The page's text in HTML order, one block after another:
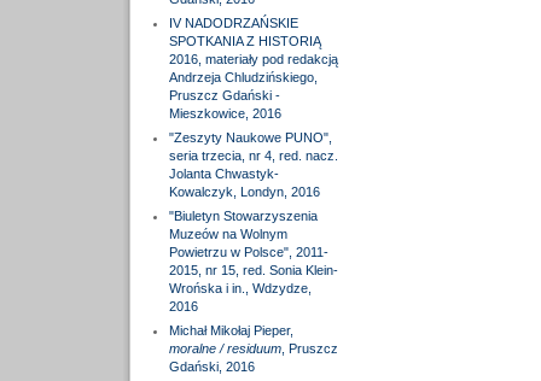
IV NADODRZAŃSKIE
SPOTKANIA Z HISTORIĄ
2016, materiały pod redakcją
Andrzeja Chludzińskiego,
Pruszcz Gdański -
Mieszkowice, 2016
"Zeszyty Naukowe PUNO",
seria trzecia, nr 4, red. nacz.
Jolanta Chwastyk-
Kowalczyk, Londyn, 2016
"Biuletyn Stowarzyszenia
Muzeów na Wolnym
Powietrzu w Polsce", 2011-
2015, nr 15, red. Sonia Klein-
Wrońska i in., Wdzydze,
2016
Michał Mikołaj Pieper,
moralne / residuum, Pruszcz
Gdański, 2016